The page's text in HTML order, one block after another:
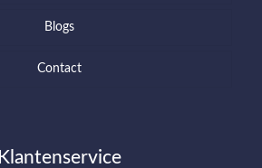
Blogs
Contact
Klantenservice